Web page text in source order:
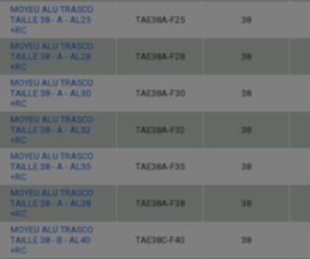
MOYEU ALU TRASCO
TAILLE 38 - A - AL25
+RC
TAE38A-F25 38
MOYEU ALU TRASCO
TAILLE 38 - A - AL28
+RC
TAE38A-F28 38
MOYEU ALU TRASCO
TAILLE 38 - A - AL30
+RC
TAE38A-F30 38
MOYEU ALU TRASCO
TAILLE 38 - A - AL32
+RC
TAE38A-F32 38
MOYEU ALU TRASCO
TAILLE 38 - A - AL35
+RC
TAE38A-F35 38
MOYEU ALU TRASCO
TAILLE 38 - A - AL38
+RC
TAE38A-F38 38
MOYEU ALU TRASCO
TAILLE 38 - B - AL40
+RC
TAE38C-F40 38